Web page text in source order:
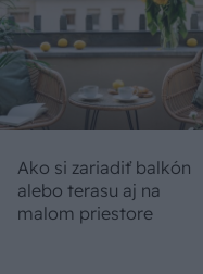
Ako si zariadiť balkón
alebo terasu aj na
malom priestore